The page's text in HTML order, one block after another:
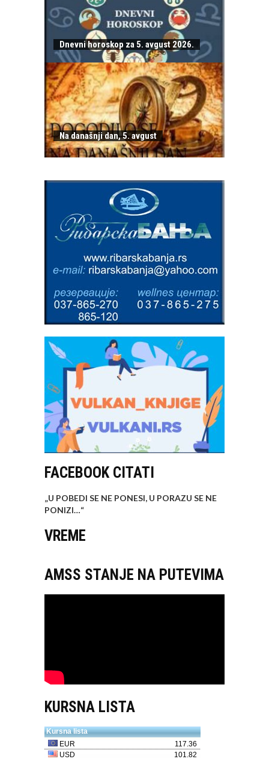
Dnevni horoskop za 5. avgust 2026.
Na današnji dan, 5. avgust
FACEBOOK CITATI
„U POBEDI SE NE PONESI, U PORAZU SE NE
PONIZI…“
VREME
AMSS STANJE NA PUTEVIMA
KURSNA LISTA